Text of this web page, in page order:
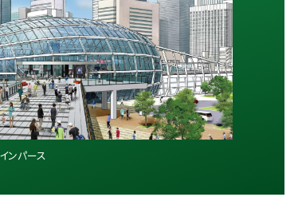
ンパース